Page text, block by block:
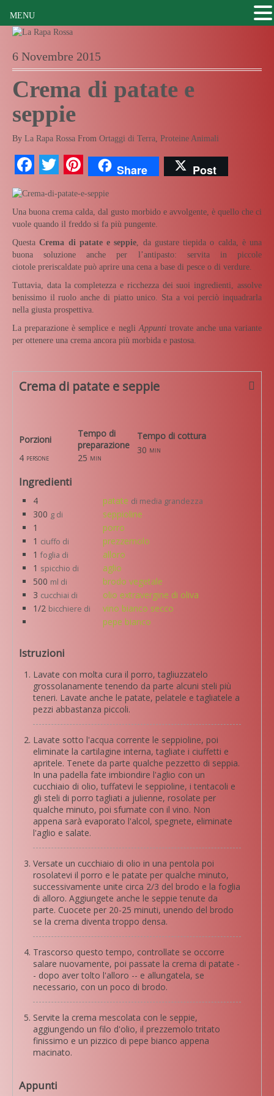
6 Novembre 2015
Crema di patate e
seppie
By La Rapa Rossa From Ortaggi di Terra, Proteine Animali
Facebook
TwitterPinterest
Share Post
Una buona crema calda, dal gusto morbido e avvolgente, è quello che ci
vuole quando il freddo si fa più pungente.
QuestaCrema di patate e seppie , da gustare tiepida o calda, è una
buona soluzione anche per l’antipasto: servita in piccole
ciotole preriscaldate può aprire una cena a base di pesce o di verdure.
Tuttavia, data la completezza e ricchezza dei suoi ingredienti, assolve
benissimo il ruolo anche di piatto unico. Sta a voi perciò inquadrarla
nella giusta prospettiva.
La preparazione è semplice e negli Appuntitrovate anche una variante
per ottenere una crema ancora più morbida e pastosa.
Crema di patate e seppie
Porzioni
Tempo di
preparazione
4 persone 25 min
Tempo di cottura
30 min
Ingredienti
4 patate di media grandezza
300 g di
seppioline
1
porro
1 ciuffo di
prezzemolo
1 foglia di
alloro
1 spicchio di
aglio
500 ml di
brodo vegetale
3 cucchiai di
olio extravergine di oliva
1/2 bicchiere di
vino bianco secco
pepe bianco
Istruzioni
Lavate con molta cura il porro, tagliuzzatelo
grossolanamente tenendo da parte alcuni steli più
teneri. Lavate anche le patate, pelatele e tagliatele a
pezzi abbastanza piccoli.
Lavate sotto l'acqua corrente le seppioline, poi
eliminate la cartilagine interna, tagliate i ciuffetti e
apritele. Tenete da parte qualche pezzetto di seppia.
In una padella fate imbiondire l'aglio con un
cucchiaio di olio, tuffatevi le seppioline, i tentacoli e
gli steli di porro tagliati a julienne, rosolate per
qualche minuto, poi sfumate con il vino. Non
appena sarà evaporato l'alcol, spegnete, eliminate
l'aglio e salate.
Versate un cucchiaio di olio in una pentola poi
rosolatevi il porro e le patate per qualche minuto,
successivamente unite circa 2/3 del brodo e la foglia
di alloro. Aggiungete anche le seppie tenute da
parte. Cuocete per 20-25 minuti, unendo del brodo
se la crema diventa troppo densa.
Trascorso questo tempo, controllate se occorre
salare nuovamente, poi passate la crema di patate -
- dopo aver tolto l'alloro -- e allungatela, se
necessario, con un poco di brodo.
Servite la crema mescolata con le seppie,
aggiungendo un filo d'olio, il prezzemolo tritato
finissimo e un pizzico di pepe bianco appena
macinato.
Appunti
MENU